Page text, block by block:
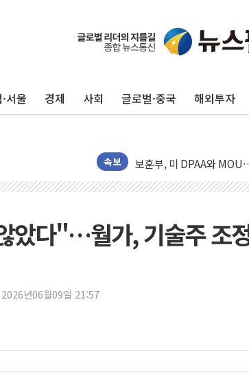
서울 경제 사회 글로벌·중국 해외투자
속보
[AI MY 뉴스] 뉴욕 반도
[종합] 美 7월 고용 2만
[사진] 이슬람 수니파 3개
보훈부, 미 DPAA와
트럼프 "금리 내려야"…파
李 "해남 태양광, 대한민
李 대통령, '6시간 마라톤
남동발전, 해남군에 국내
[인도증시] 중동 불안 속 유
았다"…월가, 기술주 조
2026년06월09일 21:57